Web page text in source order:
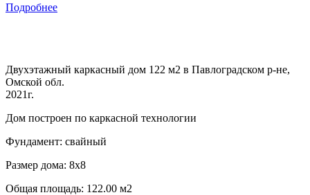
Подробнее
Двухэтажный каркасный дом 122 м2 в Павлоградском р-не,
Омской обл.
2021г.
Дом построен по каркасной технологии
Фундамент: свайный
Размер дома: 8х8
Общая площадь: 122.00 м2